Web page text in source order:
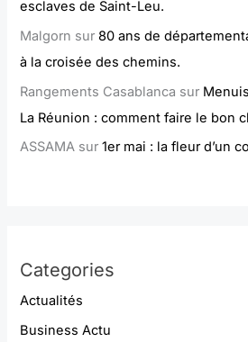
esclaves de Saint-Leu.
Malgorn sur 80 ans de
à la croisée des chemins.
Rangements Casablanca sur
La Réunion : comment faire le bon
ASSAMA sur1er mai : la fleur d’un
Categories
Actualités
Business Actu